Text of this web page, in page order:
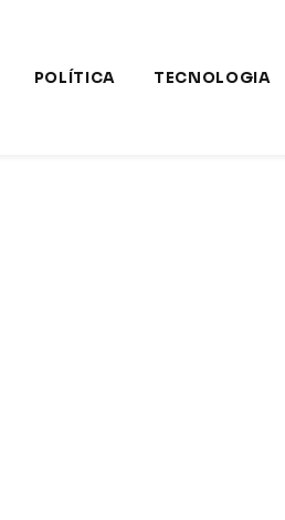
POLÍTICA TECNOLOGIA